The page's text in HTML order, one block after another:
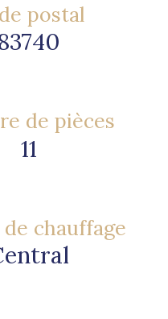
postal
de pièces
11
chauffage